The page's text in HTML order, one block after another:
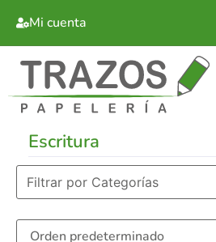
Mi cuenta
Escritura
Filtrar por Categorías